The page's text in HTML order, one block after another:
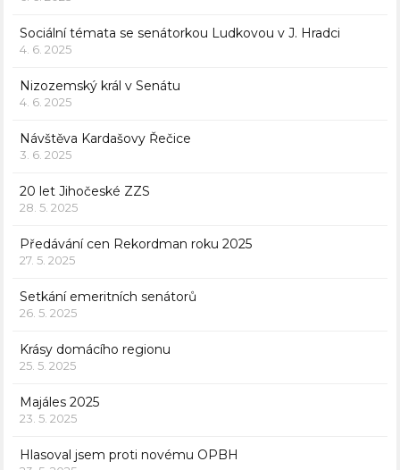
Sociální témata se senátorkou Ludkovou v J. Hradci
4. 6. 2025
Nizozemský král v Senátu
4. 6. 2025
Návštěva Kardašovy Řečice
3. 6. 2025
20 let Jihočeské ZZS
28. 5. 2025
Předávání cen Rekordman roku 2025
27. 5. 2025
Setkání emeritních senátorů
26. 5. 2025
Krásy domácího regionu
25. 5. 2025
Majáles 2025
23. 5. 2025
Hlasoval jsem proti novému OPBH